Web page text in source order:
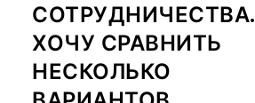
СОТРУДНИЧЕСТВА.
ХОЧУ СРАВНИТЬ
НЕСКОЛЬКО